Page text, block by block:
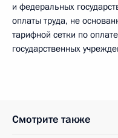
и федеральных
оплаты труда, не
тарифной сетки по
государственных
Смотрите также